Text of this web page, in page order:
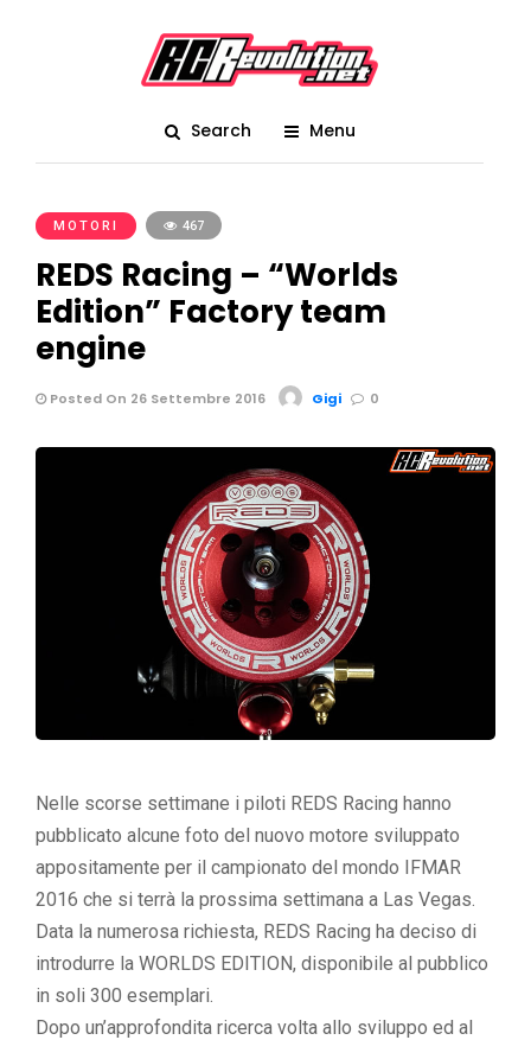
Search Menu
MOTORI 467
REDS Racing – “Worlds
Edition” Factory team
engine
Posted On 26 Settembre 2016 Gigi 0
Nelle scorse settimane i piloti REDS Racing hanno
pubblicato alcune foto del nuovo motore sviluppato
appositamente per il campionato del mondo IFMAR
2016 che si terrà la prossima settimana a Las Vegas.
Data la numerosa richiesta, REDS Racing ha deciso di
introdurre la WORLDS EDITION, disponibile al pubblico
in soli 300 esemplari.
Dopo un’approfondita ricerca volta allo sviluppo ed al